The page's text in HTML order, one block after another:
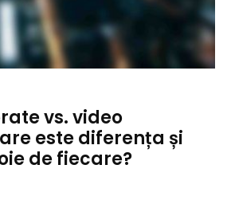
vs. video
este diferența și
de fiecare?